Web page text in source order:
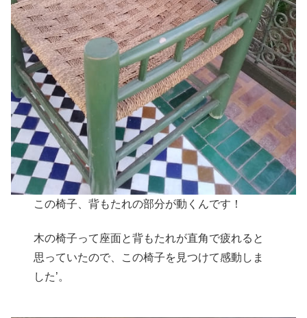
この椅子、背もたれの部分が動くんです！
木の椅子って座面と背もたれが直角で疲れると
思っていたので、この椅子を見つけて感動しま
した’。